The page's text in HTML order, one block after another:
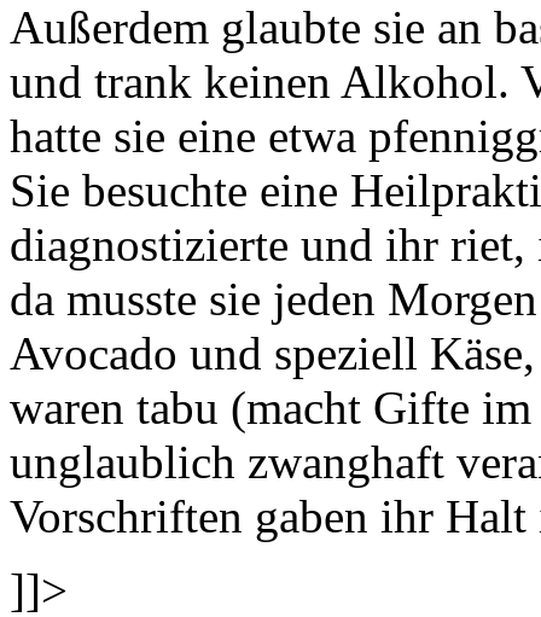
Außerdem glaubte sie an
und trank keinen Alkohol.
hatte sie eine etwa
Sie besuchte eine
diagnostizierte und ihr
da musste sie jeden
Avocado und speziell
waren tabu (macht Gifte
unglaublich zwanghaft
Vorschriften gaben ihr
]]>